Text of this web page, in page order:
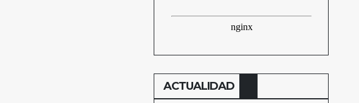
ACTUALIDAD